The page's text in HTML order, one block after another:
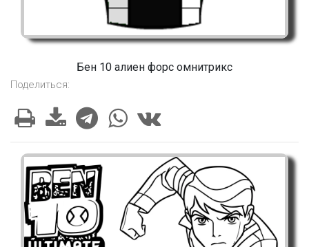
Бен 10 алиен форс омнитрикс
Поделиться: